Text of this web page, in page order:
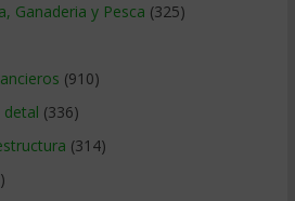
Ganaderia y Pesca (325)
(910)
detal (336)
(314)